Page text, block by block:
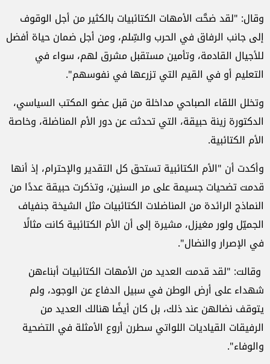
وقال: "لقد ضحَّت الأمهات الكتائبيات بالكثير من أجل الوقوف
إلى جانب الرفاق في الحرب والسِّلم، ومن أجل ضمان حياة أفضل
للأجيال القادمة، وتأمين مستقبل مشرق لهم، سواء في
التعليم أو في القيم التي تزرعها في نفوسهم".
وتخلل اللقاء الصباحي مداخلة من قبل عضو المكتب السياسي،
الدكتورة زينة حبيقة، التي تحدثت عن دور الأم المناضلة، وخاصة
الأم الكتائبية.
وأكدت أن "الأم الكتائبية تستحق كل التقدير والإحترام، إذ أنها
قدمت تضحيات جسيمة على مر السنين، وتذكرت حبيقة عددًا من
النماذج الرائدة من المناضلات الكتائبيات مثل الشيخة جنفياف
الجميّل ولور مغيزل، مشيرة إلى أن الأم الكتائبية كانت مثالًا
في الإصرار والنضال".
وقالت: "لقد قدمت العديد من الأمهات الكتائبيات أبناءهن
شهداء على أرض الوطن في سبيل الدفاع عن الوجود، ولم
يتوقف نضالهن عند ذلك، بل كان أيضًا هنالك العديد من
الرفيقات القياديات اللواتي سطرن أروع الأمثلة في التضحية
والوفاء".